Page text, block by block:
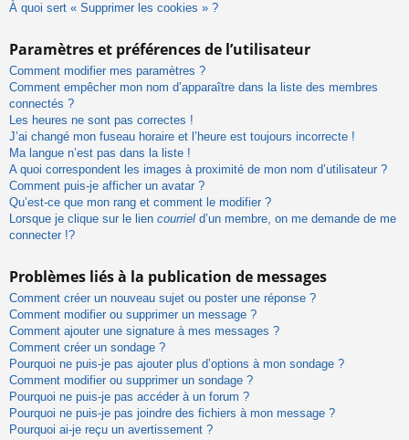
À quoi sert « Supprimer les cookies » ?
Paramètres et préférences de l’utilisateur
Comment modifier mes paramètres ?
Comment empêcher mon nom d’apparaître dans la liste des membres
connectés ?
Les heures ne sont pas correctes !
J’ai changé mon fuseau horaire et l’heure est toujours incorrecte !
Ma langue n’est pas dans la liste !
A quoi correspondent les images à proximité de mon nom d’utilisateur ?
Comment puis-je afficher un avatar ?
Qu’est-ce que mon rang et comment le modifier ?
Lorsque je clique sur le lien courriel d’un membre, on me demande de me
connecter !?
Problèmes liés à la publication de messages
Comment créer un nouveau sujet ou poster une réponse ?
Comment modifier ou supprimer un message ?
Comment ajouter une signature à mes messages ?
Comment créer un sondage ?
Pourquoi ne puis-je pas ajouter plus d’options à mon sondage ?
Comment modifier ou supprimer un sondage ?
Pourquoi ne puis-je pas accéder à un forum ?
Pourquoi ne puis-je pas joindre des fichiers à mon message ?
Pourquoi ai-je reçu un avertissement ?